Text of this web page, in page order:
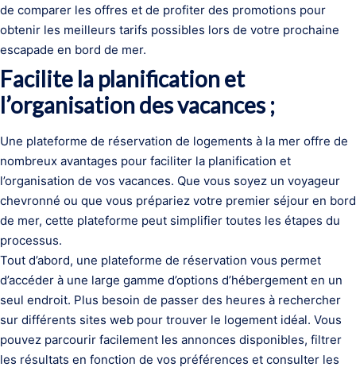
de comparer les offres et de profiter des promotions pour
obtenir les meilleurs tarifs possibles lors de votre prochaine
escapade en bord de mer.
Facilite la planification et
l’organisation des vacances ;
Une plateforme de réservation de logements à la mer offre de
nombreux avantages pour faciliter la planification et
l’organisation de vos vacances. Que vous soyez un voyageur
chevronné ou que vous prépariez votre premier séjour en bord
de mer, cette plateforme peut simplifier toutes les étapes du
processus.
Tout d’abord, une plateforme de réservation vous permet
d’accéder à une large gamme d’options d’hébergement en un
seul endroit. Plus besoin de passer des heures à rechercher
sur différents sites web pour trouver le logement idéal. Vous
pouvez parcourir facilement les annonces disponibles, filtrer
les résultats en fonction de vos préférences et consulter les